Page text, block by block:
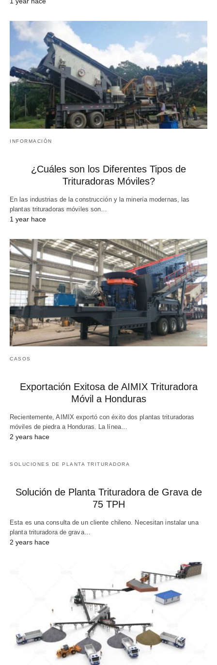
INFORMACIÓN
¿Cuáles son los Diferentes Tipos de
Trituradoras Móviles?
En las industrias de la construcción y la minería modernas, las
plantas trituradoras móviles son…
1 year hace
CASOS
Exportación Exitosa de AIMIX Trituradora
Móvil a Honduras
Recientemente, AIMIX exportó con éxito dos plantas trituradoras
móviles de piedra a Honduras. La línea…
2 years hace
SOLUCIONES DE PLANTA TRITURADORA
Solución de Planta Trituradora de Grava de
75 TPH
Esta es una consulta de un cliente chileno. Necesitan instalar una
planta trituradora de grava…
2 years hace